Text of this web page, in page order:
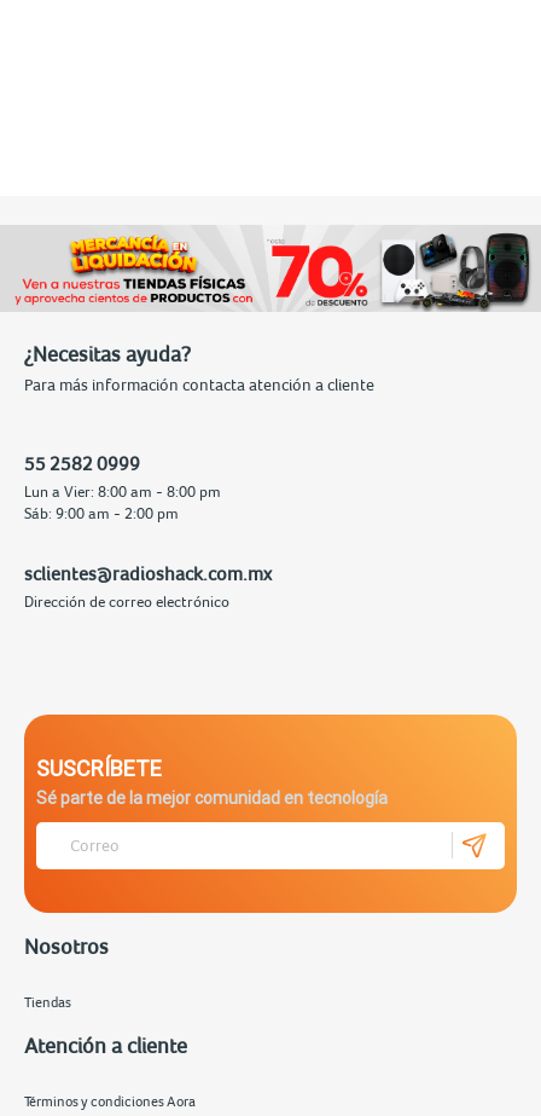
¿Necesitas ayuda?
Para más información contacta atención a cliente
55 2582 0999
Lun a Vier: 8:00 am - 8:00 pm
Sáb: 9:00 am - 2:00 pm
sclientes@radioshack.com.mx
Dirección de correo electrónico
SUSCRÍBETE
Sé parte de la mejor comunidad en tecnología
Nosotros
Tiendas
Atención a cliente
Términos y condiciones Aora